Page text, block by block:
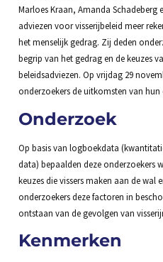
Marloes Kraan, Amanda Schadeberg
adviezen voor visserijbeleid meer
het menselijk gedrag. Zij deden
begrip van het gedrag en de keuzes
beleidsadviezen. Op vrijdag 29
onderzoekers de uitkomsten van
Onderzoek
Op basis van logboekdata
data) bepaalden deze onderzoekers
keuzes die vissers maken aan de wal
onderzoekers deze factoren in
ontstaan van de gevolgen van
Kenmerken